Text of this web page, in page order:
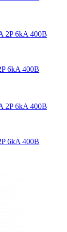
6kA 400В
6kA 400В